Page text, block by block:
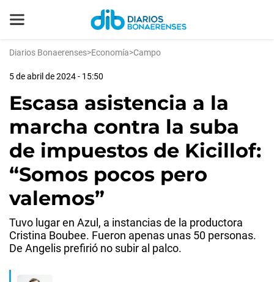
Diarios Bonaerenses>Economía>Campo
5 de abril de 2024 - 15:50
Escasa asistencia a la
marcha contra la suba
de impuestos de Kicillof:
“Somos pocos pero
valemos”
Tuvo lugar en Azul, a instancias de la productora
Cristina Boubee. Fueron apenas unas 50 personas.
De Angelis prefirió no subir al palco.